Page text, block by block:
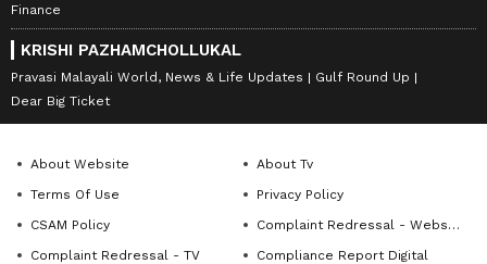
Finance
KRISHI PAZHAMCHOLLUKAL
Pravasi Malayali World, News & Life Updates
Gulf Round Up
Dear Big Ticket
About Website
About Tv
Terms Of Use
Privacy Policy
CSAM Policy
Complaint Redressal - Website
Complaint Redressal - TV
Compliance Report Digital